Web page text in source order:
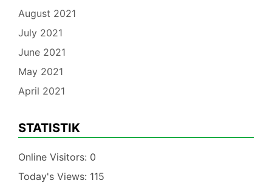
August 2021
July 2021
June 2021
May 2021
April 2021
STATISTIK
Online Visitors: 0
Today's Views: 115